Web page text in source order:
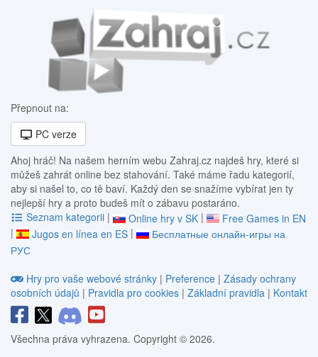
Přepnout na:
PC verze
Ahoj hráč! Na našem herním webu Zahraj.cz najdeš hry, které si
můžeš zahrát online bez stahování. Také máme řadu kategorií,
aby si našel to, co tě baví. Každý den se snažíme vybírat jen ty
nejlepší hry a proto budeš mít o zábavu postaráno.
Seznam kategorii | Online hry v SK |
Free Games in EN
|
Jugos en línea en ES |
Бесплатные онлайн-игры на
РУС
Hry pro vaše webové stránky | Preference | Zásady ochrany
osobních údajů | Pravidla pro cookies | Základní pravidla | Kontakt
Všechna práva vyhrazena. Copyright © 2026.